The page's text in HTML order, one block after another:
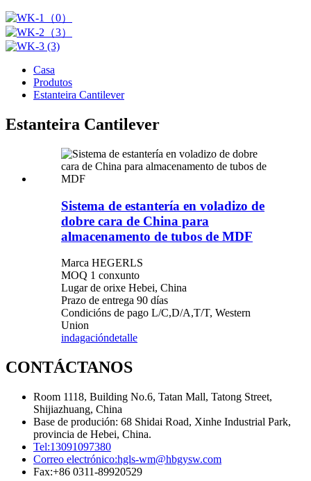
Casa
Produtos
Estanteira Cantilever
Estanteira Cantilever
Sistema de estantería en voladizo de
dobre cara de China para
almacenamento de tubos de MDF
Marca HEGERLS
MOQ 1 conxunto
Lugar de orixe Hebei, China
Prazo de entrega 90 días
Condicións de pago L/C,D/A,T/T, Western
Union
indagacióndetalle
CONTÁCTANOS
Room 1118, Building No.6, Tatan Mall, Tatong Street,
Shijiazhuang, China
Base de produción: 68 Shidai Road, Xinhe Industrial Park,
provincia de Hebei, China.
Tel:13091097380
Correo electrónico:hgls-wm@hbgysw.com
Fax:+86 0311-89920529